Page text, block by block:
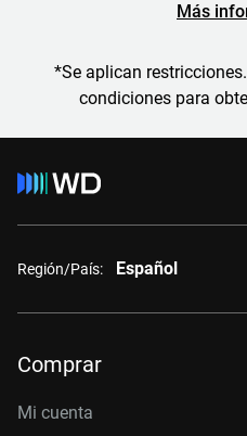
Más
*Se aplican
condiciones para
Región/País: Español
Comprar
Mi cuenta